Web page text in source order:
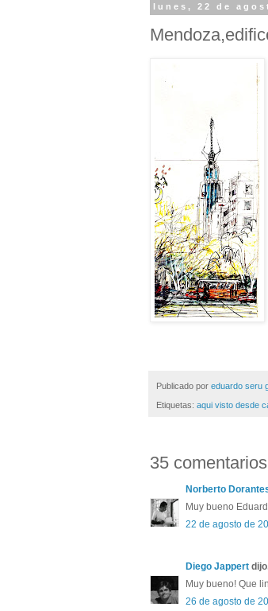
lunes, 22 de
Publicado por eduardo seru
Etiquetas: aqui visto desde
35
Norberto
Muy bueno
22 de agosto de
Diego Jappert
Muy bueno! Que
26 de agosto de